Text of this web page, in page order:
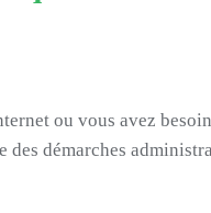
ou vous avez
démarches